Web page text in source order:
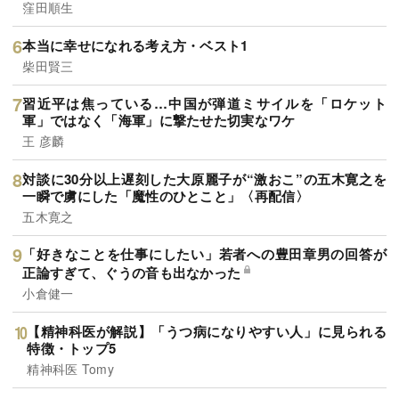
窪田順生
本当に幸せになれる考え方・ベスト1
柴田賢三
習近平は焦っている…中国が弾道ミサイルを「ロケット
軍」ではなく「海軍」に撃たせた切実なワケ
王 彦麟
対談に30分以上遅刻した大原麗子が“激おこ”の五木寛之を
一瞬で虜にした「魔性のひとこと」〈再配信〉
五木寛之
「好きなことを仕事にしたい」若者への豊田章男の回答が
正論すぎて、ぐうの音も出なかった
小倉健一
【精神科医が解説】「うつ病になりやすい人」に見られる
特徴・トップ5
精神科医 Tomy